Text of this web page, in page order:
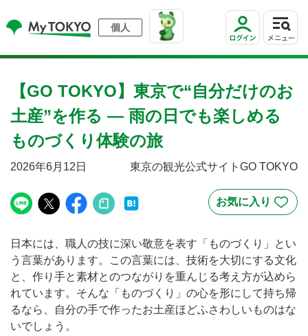
個人
【GO TOKYO】東京で“自分だけのお
土産”を作る ― 雨の日でも楽しめる
ものづくり体験の旅
2026年6月12日 東京の観光公式サイトGO TOKYO
日本には、職人の技に深い敬意を表す「ものづくり」とい
う言葉があります。この言葉には、技術を大切にする文化
と、作り手と素材とのつながりを重んじる考え方が込めら
れています。そんな「ものづくり」の心を形にして持ち帰
るなら、自分の手で作ったお土産ほどふさわしいものはな
いでしょう。